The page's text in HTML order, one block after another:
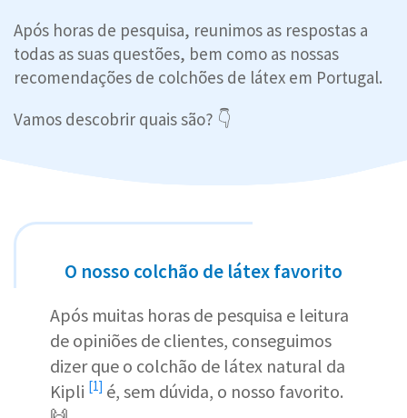
Após horas de pesquisa, reunimos as respostas a
todas as suas questões, bem como as nossas
recomendações de colchões de látex em Portugal.
Vamos descobrir quais são? 👇
O nosso colchão de látex favorito
Após muitas horas de pesquisa e leitura
de opiniões de clientes, conseguimos
dizer que o colchão de látex natural da
Kipli [1] é, sem dúvida, o nosso favorito.